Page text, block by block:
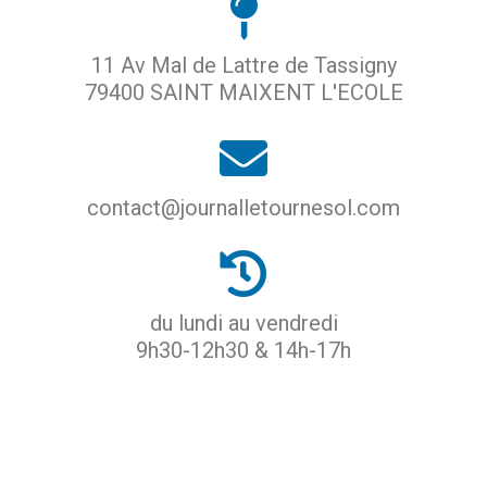
11 Av Mal de Lattre de Tassigny
79400 SAINT MAIXENT L'ECOLE
contact@journalletournesol.com
du lundi au vendredi
9h30-12h30 & 14h-17h